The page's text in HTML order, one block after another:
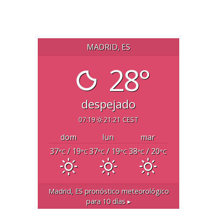
MADRID, ES
28°
despejado
07:19 21:21 CEST
dom lun
mar
37°C/ 19°C37°C/ 19°C 38°C/ 20°C
Madrid, ESpronóstico meteorológico
para 10 días ▸